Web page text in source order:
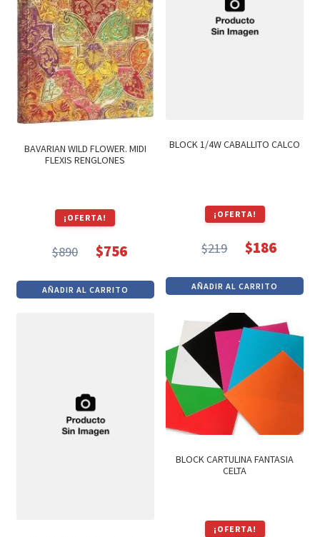
BAVARIAN WILD FLOWER. MIDI
FLEXIS RENGLONES
¡OFERTA!
$890
precio
original
$756
precio
actual
AÑADIR AL CARRITO
BLOCK 1/4W CABALLITO CALCO
¡OFERTA!
$219
precio
original
era:
$219.
$186
precio
actual
es:
$186.
AÑADIR AL CARRITO
BLOCK CARTULINA FANTASIA
CELTA
¡OFERTA!